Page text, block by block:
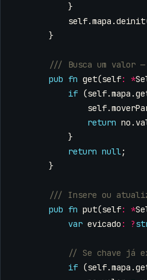
}
self.mapa .deinit
}
pub fn get(self: *
if (self.mapa .
self.
return no .
}
return null;
}
pub fn put(self: *
var evicado : ?
if (self.mapa .